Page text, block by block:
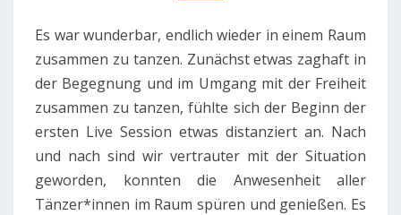
Es war wunderbar, endlich wieder in einem Raum
zusammen zu tanzen. Zunächst etwas zaghaft in
der Begegnung und im Umgang mit der Freiheit
zusammen zu tanzen, fühlte sich der Beginn der
ersten Live Session etwas distanziert an. Nach
und nach sind wir vertrauter mit der Situation
geworden, konnten die Anwesenheit aller
Tänzer*innen im Raum spüren und genießen. Es